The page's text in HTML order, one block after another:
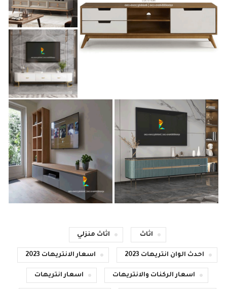
اثاث اثاث منزلي
احدث الوان انتريهات 2023 اسعار الانتريهات 2023
اسعار الركنات والانتريهات اسعار انتريهات